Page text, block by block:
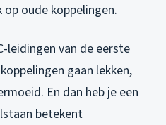
oude koppelingen.
leidingen van de eerste
gaan lekken,
En dan heb je een
betekent